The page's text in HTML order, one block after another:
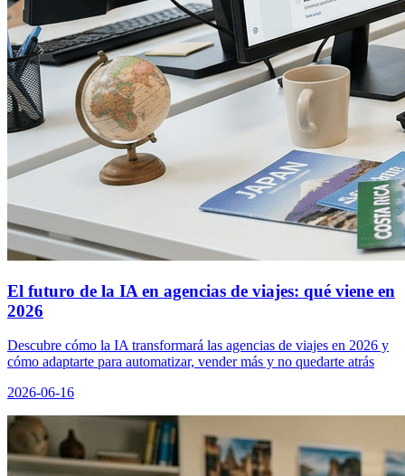
El futuro de la IA en agencias de viajes: qué viene en
2026
Descubre cómo la IA transformará las agencias de viajes en 2026 y
cómo adaptarte para automatizar, vender más y no quedarte atrás
2026-06-16